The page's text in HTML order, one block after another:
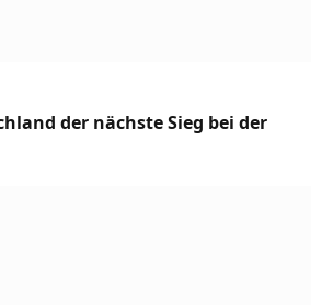
der nächste Sieg bei der